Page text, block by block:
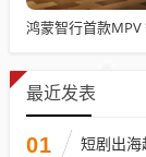
最近发表
01 短剧出海